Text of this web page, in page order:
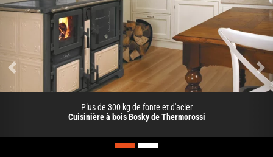
Plus de 300 kg de fonte et d'acier
Cuisinière à bois Bosky de Thermorossi
Précédent